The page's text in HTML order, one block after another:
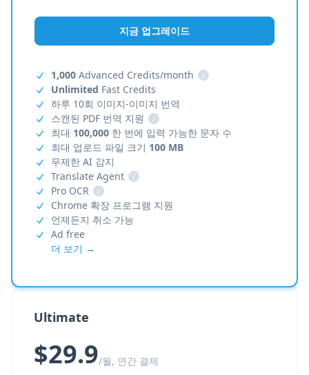
지금 업그레이드
1,000 Advanced Credits/month
i
Unlimited Fast Credits
하루 10회 이미지-이미지 번역
스캔된 PDF 번역 지원
i
최대 100,000 한 번에 입력 가능한 문자 수
최대 업로드 파일 크기 100 MB
무제한 AI 감지
Translate Agent
i
Pro OCR
i
Chrome 확장 프로그램 지원
언제든지 취소 가능
Ad free
더 보기 →
Ultimate
$29.9/월, 연간 결제